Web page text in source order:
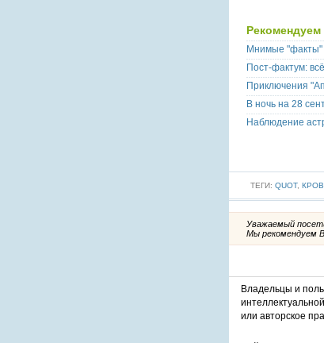
Рекомендуем
Мнимые "факты"
Пост-фактум:
Приключения
В ночь на 28
Наблюдение
ТЕГИ: QUOT,
Уважаемый
Мы рекомендуем
Владельцы и
или авторское